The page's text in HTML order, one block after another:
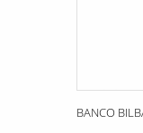
BANCO